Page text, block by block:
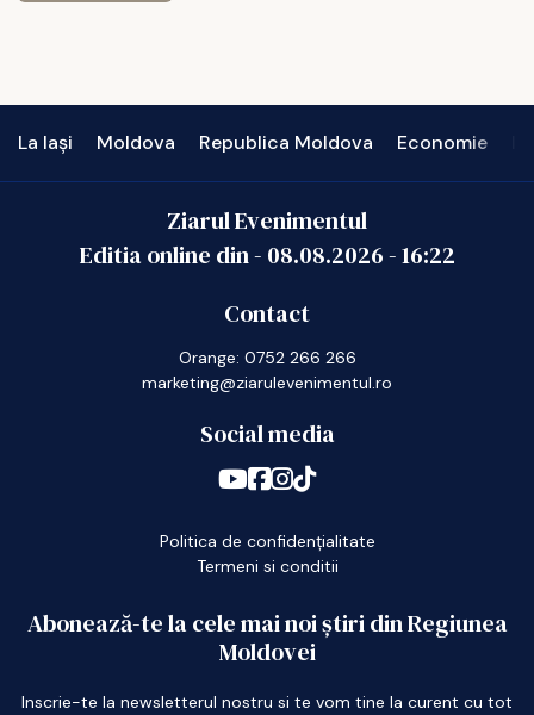
La Iași Moldova Republica Moldova Economie
Ziarul Evenimentul
Editia online din - 08.08.2026-16:22
Contact
Orange: 0752 266 266
marketing@ziarulevenimentul.ro
Social media
Politica de confidențialitate
Termeni si conditii
Abonează-te la cele mai noi știri din Regiunea
Moldovei
Inscrie-te la newsletterul nostru si te vom tine la curent cu tot